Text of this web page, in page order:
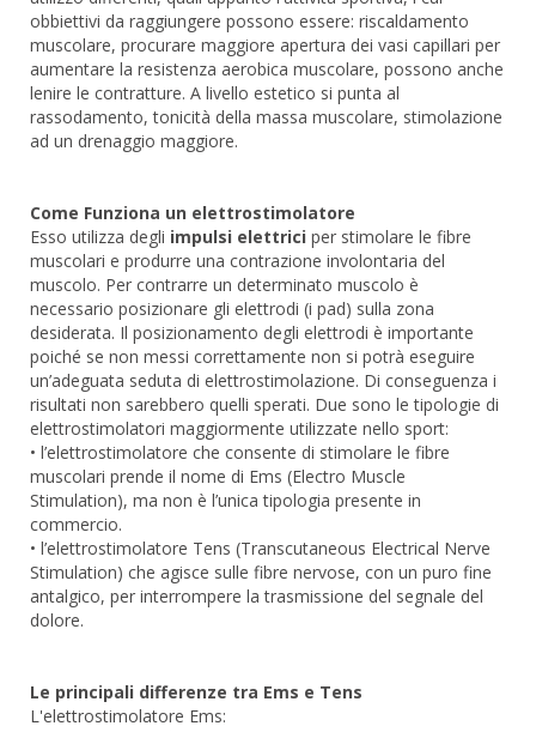
obbiettivi da raggiungere possono essere: riscaldamento
muscolare, procurare maggiore apertura dei vasi capillari per
aumentare la resistenza aerobica muscolare, possono anche
lenire le contratture. A livello estetico si punta al
rassodamento, tonicità della massa muscolare, stimolazione
ad un drenaggio maggiore.
Come Funziona un elettrostimolatore
Esso utilizza degli impulsi elettrici per stimolare le fibre
muscolari e produrre una contrazione involontaria del
muscolo. Per contrarre un determinato muscolo è
necessario posizionare gli elettrodi (i pad) sulla zona
desiderata. Il posizionamento degli elettrodi è importante
poiché se non messi correttamente non si potrà eseguire
un’adeguata seduta di elettrostimolazione. Di conseguenza i
risultati non sarebbero quelli sperati. Due sono le tipologie di
elettrostimolatori maggiormente utilizzate nello sport:
• l’elettrostimolatore che consente di stimolare le fibre
muscolari prende il nome di Ems (Electro Muscle
Stimulation), ma non è l’unica tipologia presente in
commercio.
• l’elettrostimolatore Tens (Transcutaneous Electrical Nerve
Stimulation) che agisce sulle fibre nervose, con un puro fine
antalgico, per interrompere la trasmissione del segnale del
dolore.
Le principali differenze tra Ems e Tens
L'elettrostimolatore Ems: